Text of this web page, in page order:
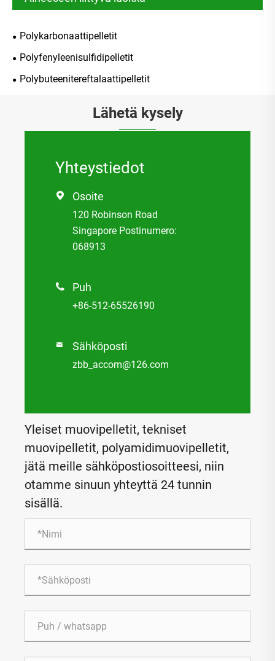
Polykarbonaattipelletit
Polyfenyleenisulfidipelletit
Polybuteenitereftalaattipelletit
Lähetä kysely
Yhteystiedot
 Osoite
120 Robinson Road
Singapore Postinumero:
068913
 Puh
+86-512-65526190
 Sähköposti
zbb_accom@126.com
Yleiset muovipelletit, tekniset
muovipelletit, polyamidimuovipelletit,
jätä meille sähköpostiosoitteesi, niin
otamme sinuun yhteyttä 24 tunnin
sisällä.